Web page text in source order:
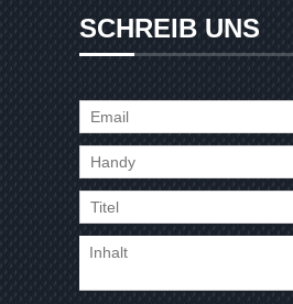
SCHREIB UNS